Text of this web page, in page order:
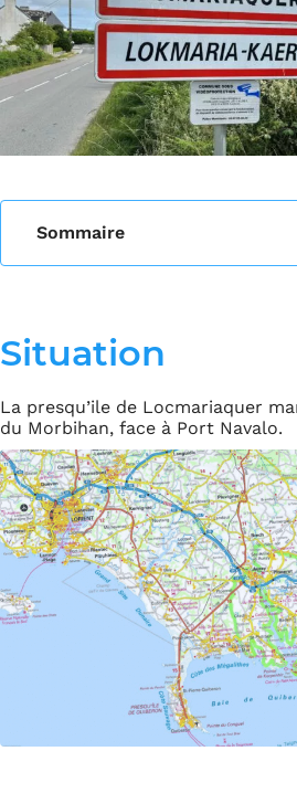
Sommaire
Situation
La presqu’ile de Locmariaquer
du Morbihan, face à Port Navalo.